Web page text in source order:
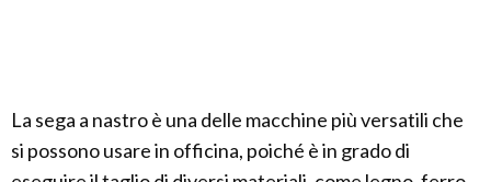
La sega a nastro è una delle macchine più versatili che
si possono usare in officina, poiché è in grado di